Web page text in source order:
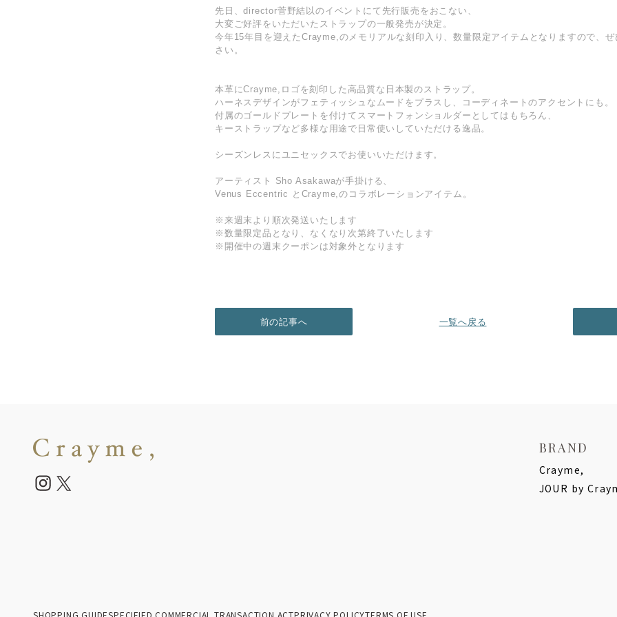
先日、director菅野結以のイベントにて先行販売をおこない、
大変ご好評をいただいたストラップの一般発売が決定。
今年15年目を迎えたCrayme,のメモリアルな刻印入り、数量限定アイテムとなりますので、
さい。
本革にCrayme,ロゴを刻印した高品質な日本製のストラップ。
ハーネスデザインがフェティッシュなムードをプラスし、コーディネートのアクセントにも。
付属のゴールドプレートを付けてスマートフォンショルダーとしてはもちろん、
キーストラップなど多様な用途で日常使いしていただける逸品。
シーズンレスにユニセックスでお使いいただけます。
アーティスト Sho Asakawaが手掛ける、
Venus Eccentric とCrayme,のコラボレーションアイテム。
※来週末より順次発送いたします
※数量限定品となり、なくなり次第終了いたします
※開催中の週末クーポンは対象外となります
前の記事へ 一覧へ戻る
BRAND
Crayme,
JOUR by
SHOPPING GUIDESPECIFIED COMMERCIAL TRANSACTION ACTPRIVACY POLICYTERMS OF USE